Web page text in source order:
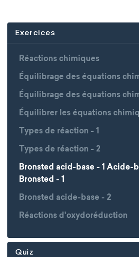
Exercices
Réactions chimiques
Équilibrage des équations
Équilibrage des équations
Équilibrer les équations
Types de réaction - 1
Types de réaction - 2
Bronsted acid-base - 1 Acide-
Bronsted - 1
Bronsted acide-base - 2
Réactions d'oxydoréduction
Quiz